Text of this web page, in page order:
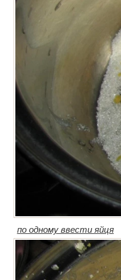
по одному ввести яйця